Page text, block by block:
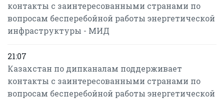
контакты с заинтересованными странами по
вопросам бесперебойной работы энергетической
инфраструктуры - МИД
21:07
Казахстан по дипканалам поддерживает
контакты с заинтересованными странами по
вопросам бесперебойной работы энергетической